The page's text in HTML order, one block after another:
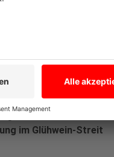
zugesagt mit einem
Norbert
Norbert
im Glühwein-Streit